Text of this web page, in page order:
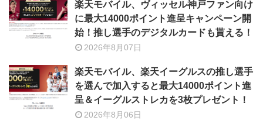
楽天モバイル、ヴィッセル神戸ファン向け
に最大14000ポイント進呈キャンペーン開
始！推し選手のデジタルカードも貰える！
2026年8月07日
楽天モバイル、楽天イーグルスの推し選手
を選んで加入すると最大14000ポイント進
呈＆イーグルストレカを3枚プレゼント！
2026年8月06日